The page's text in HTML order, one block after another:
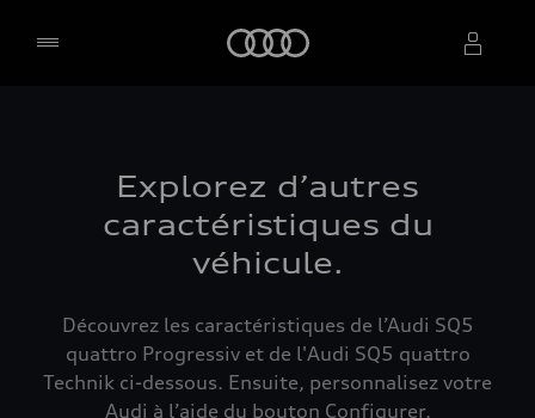
Explorez d’autres
caractéristiques du
véhicule.
Découvrez les caractéristiques de l’Audi SQ5
quattro Progressiv et de l'Audi SQ5 quattro
Technik ci-dessous. Ensuite, personnalisez votre
Audi à l’aide du bouton Configurer.